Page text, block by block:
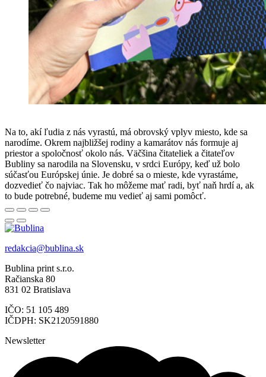
Na to, akí ľudia z nás vyrastú, má obrovský vplyv miesto, kde sa
narodíme. Okrem najbližšej rodiny a kamarátov nás formuje aj
priestor a spoločnosť okolo nás. Väčšina čitateliek a čitateľov
Bubliny sa narodila na Slovensku, v srdci Európy, keď už bolo
súčasťou Európskej únie. Je dobré sa o mieste, kde vyrastáme,
dozvedieť čo najviac. Tak ho môžeme mať radi, byť naň hrdí a, ak
to bude potrebné, budeme mu vedieť aj sami pomôcť.
redakcia@bublina.sk
Bublina print s.r.o.
Račianska 80
831 02 Bratislava
IČO: 51 105 489
IČDPH: SK2120591880
Newsletter